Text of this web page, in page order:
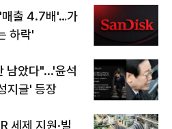
매출 4.7배'…가
하락'
남았다"...'윤석
지글' 등장
세제 지원·빌